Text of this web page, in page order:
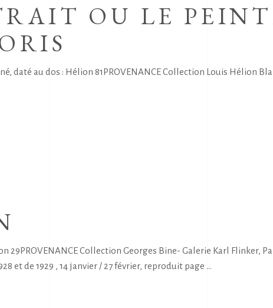
OU LE
daté au dos : Hélion 81PROVENANCE Collection Louis Hélion
29PROVENANCE Collection Georges Bine- Galerie Karl Flinker,
et de 1929 , 14 janvier / 27 février, reproduit page